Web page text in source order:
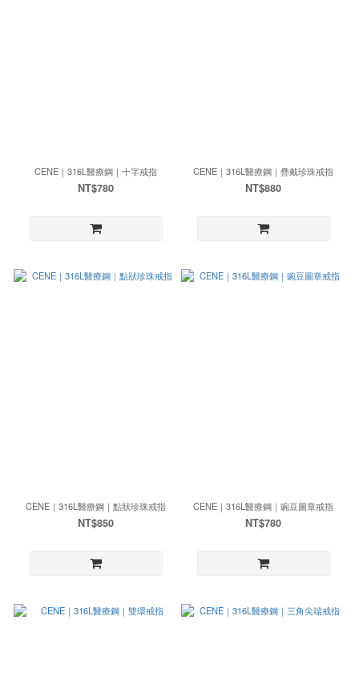
CENE｜316L醫療鋼｜十字戒指
NT$780
CENE｜316L醫療鋼｜疊戴珍珠戒指
NT$880
CENE｜316L醫療鋼｜點狀珍珠戒指
NT$850
CENE｜316L醫療鋼｜豌豆圖章戒指
NT$780